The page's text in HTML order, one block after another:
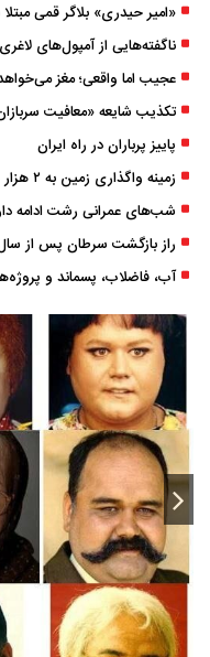
«امیر حیدری» بلاگر قمی
ناگفته‌هایی از آمپول‌های
عجیب اما واقعی؛ مغز
تکذیب شایعه «معافیت
پاییز پرباران در راه ایران
زمینه واگذاری زمین به ۲ هزار و ۸۰۰ خانوار بومی گیلان فراهم شد